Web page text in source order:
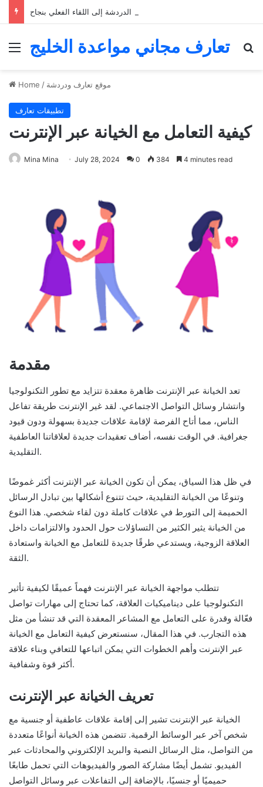
Menu
تعارف مجاني مواعدة الخليج
Home / موقع تعارف ودردشة
تطبيقات تعارف
كيفية التعامل مع الخيانة عبر الإنترنت
Mina Mina July 28, 2024 0 384 4 minutes read
مقدمة
تعد الخيانة عبر الإنترنت ظاهرة معقدة تتزايد مع تطور التكنولوجيا
وانتشار وسائل التواصل الاجتماعي. لقد غير الإنترنت طريقة تفاعل
الناس، مما أتاح الفرصة لإقامة علاقات جديدة بسهولة ودون قيود
جغرافية. في الوقت نفسه، أضاف تعقيدات جديدة لعلاقاتنا العاطفية
التقليدية.
في ظل هذا السياق، يمكن أن تكون الخيانة عبر الإنترنت أكثر غموضًا
وتنوعًا من الخيانة التقليدية، حيث تتنوع أشكالها بين تبادل الرسائل
الحميمة إلى التورط في علاقات كاملة دون لقاء شخصي. هذا النوع
من الخيانة يثير الكثير من التساؤلات حول الحدود والالتزامات داخل
العلاقة الزوجية، ويستدعي طرقًا جديدة للتعامل مع الخيانة واستعادة
الثقة.
تتطلب مواجهة الخيانة عبر الإنترنت فهماً عميقًا لكيفية تأثير
التكنولوجيا على ديناميكيات العلاقة، كما تحتاج إلى مهارات تواصل
فعّالة وقدرة على التعامل مع المشاعر المعقدة التي قد تنشأ من مثل
هذه التجارب. في هذا المقال، سنستعرض كيفية التعامل مع الخيانة
عبر الإنترنت وأهم الخطوات التي يمكن اتباعها للتعافي وبناء علاقة
أكثر قوة وشفافية.
تعريف الخيانة عبر الإنترنت
الخيانة عبر الإنترنت تشير إلى إقامة علاقات عاطفية أو جنسية مع
شخص آخر عبر الوسائط الرقمية. تتضمن هذه الخيانة أنواعًا متعددة
من التواصل، مثل الرسائل النصية والبريد الإلكتروني والمحادثات عبر
الفيديو. تشمل أيضًا مشاركة الصور والفيديوهات التي تحمل طابعًا
حميميًا أو جنسيًا، بالإضافة إلى التفاعلات عبر وسائل التواصل